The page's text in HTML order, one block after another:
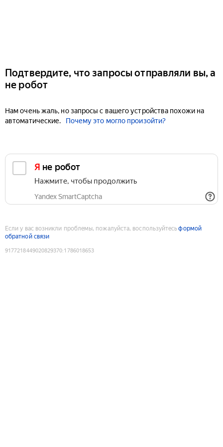
Подтвердите, что запросы отправляли вы, а
не робот
Нам очень жаль, но запросы с вашего устройства похожи на
автоматические.
Почему это могло произойти?
Я не робот
Нажмите, чтобы продолжить
Yandex SmartCaptcha
Если у вас возникли проблемы, пожалуйста, воспользуйтесьформой
обратной связи
9177218449020829370:1786018653